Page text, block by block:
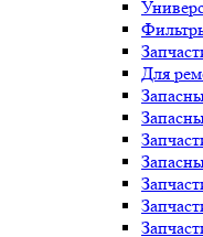
Для